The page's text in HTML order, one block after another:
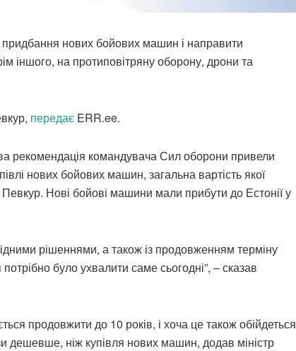
нових бойових машин і направити
іншого, на протиповітряну оборону, дрони та
передає ERR.ee.
рекомендація командувача Сил оборони привели
нових бойових машин, загальна вартість якої
Нові бойові машини мали прибути до Естонії у
рішеннями, а також із продовженням терміну
було ухвалити саме сьогодні”, – сказав
продовжити до 10 років, і хоча це також обійдеться
дешевше, ніж купівля нових машин, додав міністр